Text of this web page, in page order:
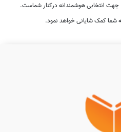
انتخابی هوشمندانه درکنار شماست.
شما کمک شایانی خواهد نمود.